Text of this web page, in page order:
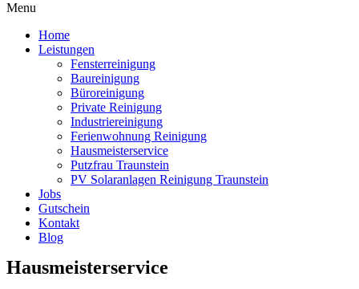
Menu
Home
Leistungen
Fensterreinigung
Baureinigung
Büroreinigung
Private Reinigung
Industriereinigung
Ferienwohnung Reinigung
Hausmeisterservice
Putzfrau Traunstein
PV Solaranlagen Reinigung Traunstein
Jobs
Gutschein
Kontakt
Blog
Hausmeisterservice